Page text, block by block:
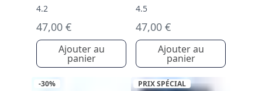
4.2
47,00 €
Ajouter au
panier
4.5
47,00 €
Ajouter au
panier
-30% PRIX SPÉCIAL